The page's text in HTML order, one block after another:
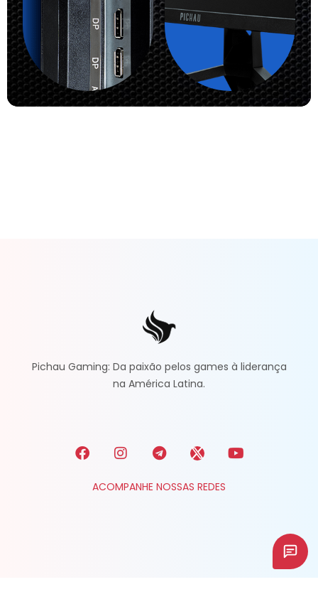
Pichau Gaming: Da paixão pelos games à liderança
na América Latina.
ACOMPANHE NOSSAS REDES